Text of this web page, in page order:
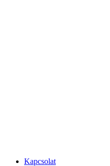
Kapcsolat